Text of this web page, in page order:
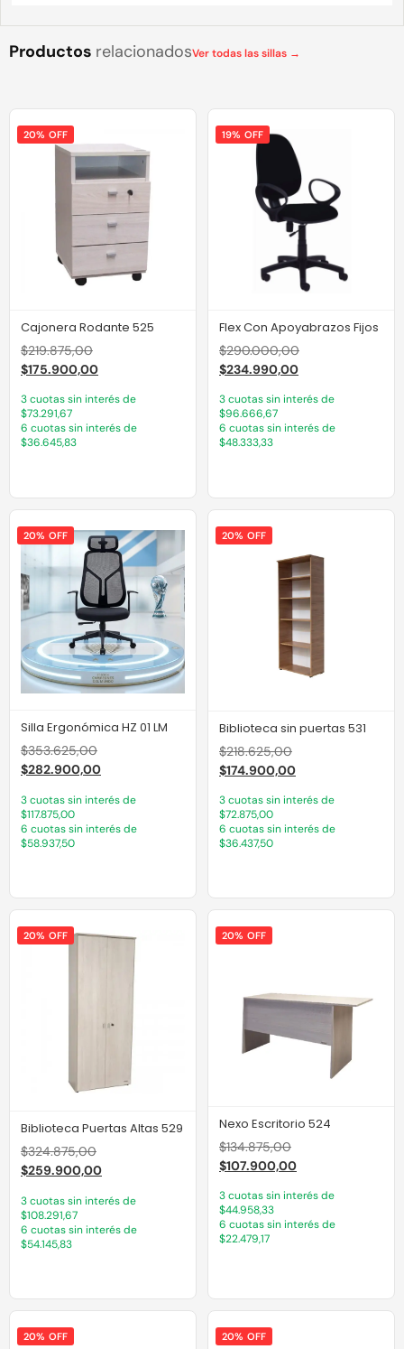
Productos relacionadosVer todas las sillas →
20% OFF
Cajonera Rodante 525
$219.875,00
$175.900,00
3 cuotas sin interés de
$73.291,67
6 cuotas sin interés de
$36.645,83
19% OFF
Flex Con Apoyabrazos Fijos
$290.000,00
$234.990,00
3 cuotas sin interés de
$96.666,67
6 cuotas sin interés de
$48.333,33
20% OFF
Silla Ergonómica HZ 01 LM
$353.625,00
$282.900,00
3 cuotas sin interés de
$117.875,00
6 cuotas sin interés de
$58.937,50
20% OFF
Biblioteca sin puertas 531
$218.625,00
$174.900,00
3 cuotas sin interés de
$72.875,00
6 cuotas sin interés de
$36.437,50
20% OFF
Biblioteca Puertas Altas 529
$324.875,00
$259.900,00
3 cuotas sin interés de
$108.291,67
6 cuotas sin interés de
$54.145,83
20% OFF
Nexo Escritorio 524
$134.875,00
$107.900,00
3 cuotas sin interés de
$44.958,33
6 cuotas sin interés de
$22.479,17
20% OFF 20% OFF